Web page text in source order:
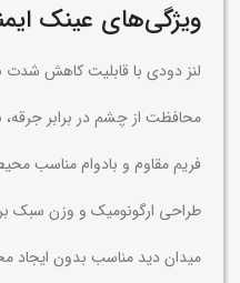
ویژگی‌های عینک
لنز دودی با قابلیت کاهش شدت
محافظت از چشم در برابر جرقه،
فریم مقاوم و بادوام مناسب
طراحی ارگونومیک و وزن سبک
میدان دید مناسب بدون ایجاد